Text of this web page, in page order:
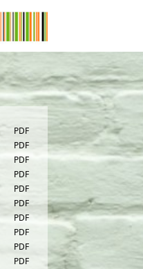
PDF
PDF
PDF
PDF
PDF
PDF
PDF
PDF
PDF
PDF